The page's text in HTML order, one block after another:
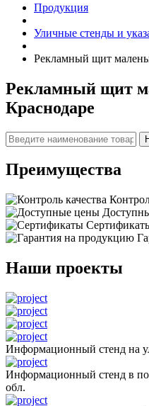
Продукция
Уличные стенды и
Рекламный щит
Рекламный щит
Краснодаре
Преимущества
Наши проекты
Информационный стенд на
Информационный стенд в
обл.